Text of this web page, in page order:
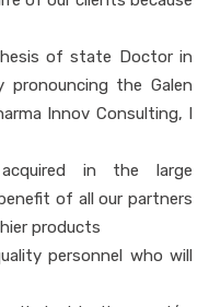
of state Doctor in
the Galen
Innov Consulting, I
in the large
of all our partners
products
personnel who will